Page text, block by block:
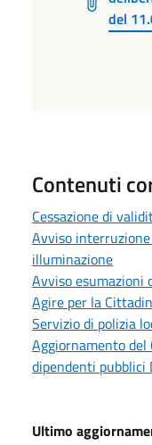
del
Contenuti
Cessazione di
Avviso
illuminazione
Avviso esumazioni
Agire per la
Servizio di polizia
Aggiornamento del
dipendenti pubblici
Ultimo